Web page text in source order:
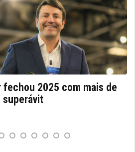
fechou 2025 com mais de
superávit